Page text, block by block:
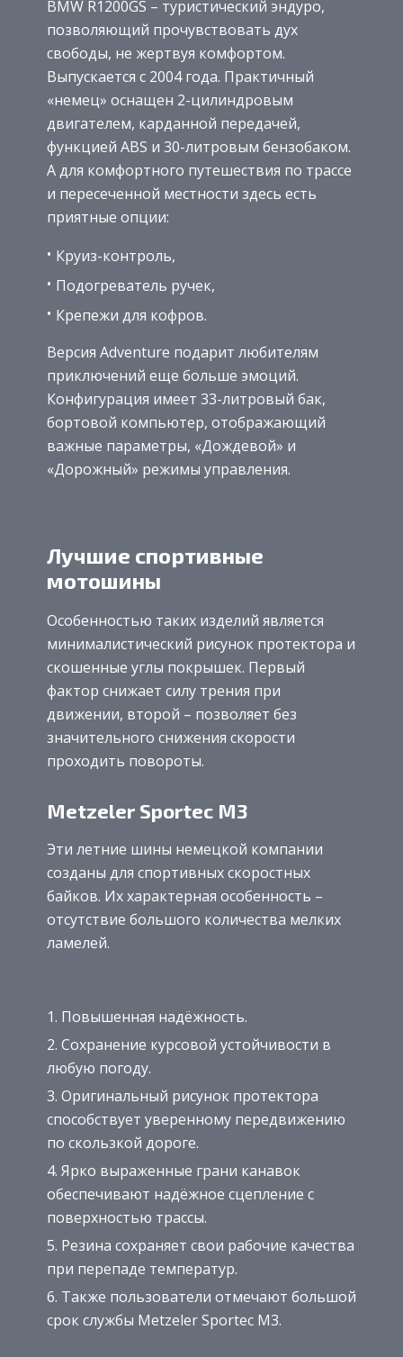
BMW R1200GS – туристический эндуро,
позволяющий прочувствовать дух
свободы, не жертвуя комфортом.
Выпускается с 2004 года. Практичный
«немец» оснащен 2-цилиндровым
двигателем, карданной передачей,
функцией ABS и 30-литровым бензобаком.
А для комфортного путешествия по трассе
и пересеченной местности здесь есть
приятные опции:
Круиз-контроль,
Подогреватель ручек,
Крепежи для кофров.
Версия Adventure подарит любителям
приключений еще больше эмоций.
Конфигурация имеет 33-литровый бак,
бортовой компьютер, отображающий
важные параметры, «Дождевой» и
«Дорожный» режимы управления.
Лучшие спортивные
мотошины
Особенностью таких изделий является
минималистический рисунок протектора и
скошенные углы покрышек. Первый
фактор снижает силу трения при
движении, второй – позволяет без
значительного снижения скорости
проходить повороты.
Metzeler Sportec M3
Эти летние шины немецкой компании
созданы для спортивных скоростных
байков. Их характерная особенность –
отсутствие большого количества мелких
ламелей.
Повышенная надёжность.
Сохранение курсовой устойчивости в
любую погоду.
Оригинальный рисунок протектора
способствует уверенному передвижению
по скользкой дороге.
Ярко выраженные грани канавок
обеспечивают надёжное сцепление с
поверхностью трассы.
Резина сохраняет свои рабочие качества
при перепаде температур.
Также пользователи отмечают большой
срок службы Metzeler Sportec M3.